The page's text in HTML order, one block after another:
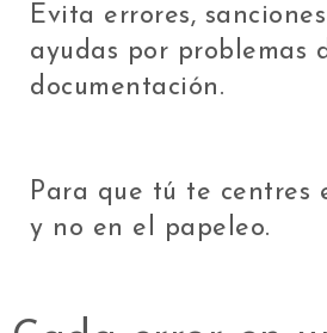
Evita errores,
ayudas por problemas
documentación.
Para que tú te centres
y no en el papeleo.